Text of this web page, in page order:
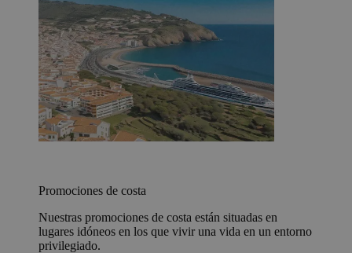
Promociones de costa
Nuestras promociones de costa están situadas en
lugares idóneos en los que vivir una vida en un entorno
privilegiado.